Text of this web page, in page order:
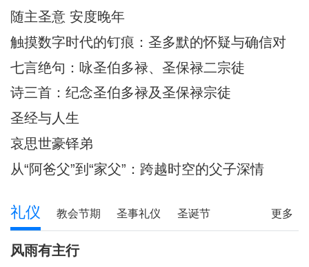
到其中深刻的属灵启迪。在人类日常生活中，
随主圣意 安度晚年
触摸数字时代的钉痕：圣多默的怀疑与确信对
AI时代的信仰启迪
七言绝句：咏圣伯多禄、圣保禄二宗徒
诗三首：纪念圣伯多禄及圣保禄宗徒
圣经与人生
哀思世豪铎弟
从“阿爸父”到“家父”：跨越时空的父子深情
更多
礼仪 教会节期 圣事礼仪 圣诞节
圣经研读
风雨有主行